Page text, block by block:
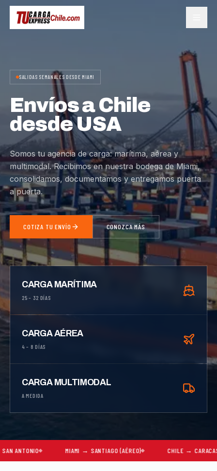
SALIDAS SEMANALES DESDE MIAMI
Envíos a Chile
desde USA
Somos tu agencia de carga: marítima, aérea y
multimodal. Recibimos en nuestra bodega de Miami,
consolidamos, documentamos y entregamos puerta
a puerta.
COTIZA TU ENVÍO CONOZCA MÁS
CARGA MARÍTIMA
25 – 32 DÍAS
CARGA AÉREA
4 – 8 DÍAS
CARGA MULTIMODAL
A MEDIDA
MIAMI → SANTIAGO (AÉREO) CHILE → CARACAS